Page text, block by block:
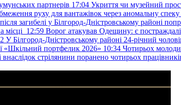
партнерів 17:04 Укриття чи музейний
руху для вантажівок через аномальну спеку
загибелі у Білгород-Дністровському районі
місці 12:59 Ворог атакував Одещину: є
У Білгород-Дністровському районі 24-річний
«Шкільний портфелик 2026» 10:34 Чотирьох
внаслідок стрілянини поранено чотирьох